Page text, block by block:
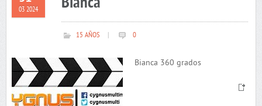
03 2024
15 AÑOS 0
Bianca 360 grados